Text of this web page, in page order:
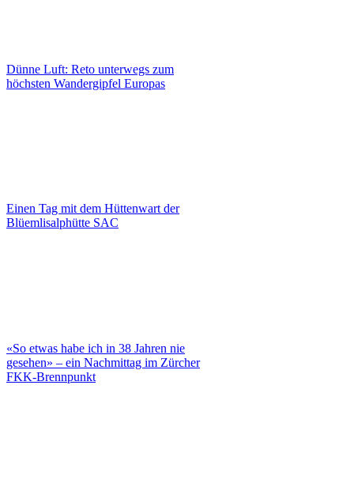
Dünne Luft: Reto unterwegs zum
höchsten Wandergipfel Europas
Einen Tag mit dem Hüttenwart der
Blüemlisalphütte SAC
«So etwas habe ich in 38 Jahren nie
gesehen» – ein Nachmittag im Zürcher
FKK-Brennpunkt